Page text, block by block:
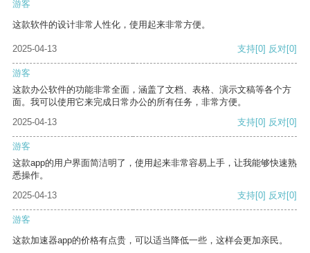
游客
这款软件的设计非常人性化，使用起来非常方便。
2025-04-13 支持[0] 反对[0]
游客
这款办公软件的功能非常全面，涵盖了文档、表格、演示文稿等各个方
面。我可以使用它来完成日常办公的所有任务，非常方便。
2025-04-13
支持[0] 反对[0]
游客
这款app的用户界面简洁明了，使用起来非常容易上手，让我能够快速熟
悉操作。
2025-04-13
支持[0] 反对[0]
游客
这款加速器app的价格有点贵，可以适当降低一些，这样会更加亲民。